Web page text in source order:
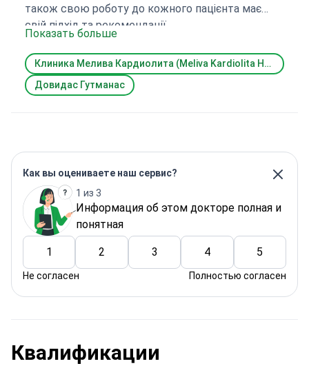
також свою роботу до кожного пацієнта має
свій підхід та рекомендації
Показать больше
Клиника Мелива Кардиолита (Meliva Kardiolita Hospital)
Довидас Гутманас
Как вы оцениваете наш сервис?
1 из 3
Информация об этом докторе полная и
понятная
1 2 3 4 5
Не согласен Полностью согласен
Квалификации